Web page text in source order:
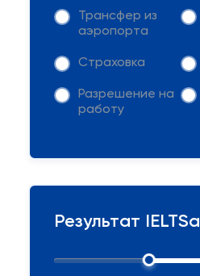
Трансфер из
аэропорта
Страховка
Разрешение на
работу
Результат IELTSа